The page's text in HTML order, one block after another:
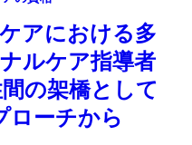
アにおける多
ルケア指導者
の架橋として
ローチから